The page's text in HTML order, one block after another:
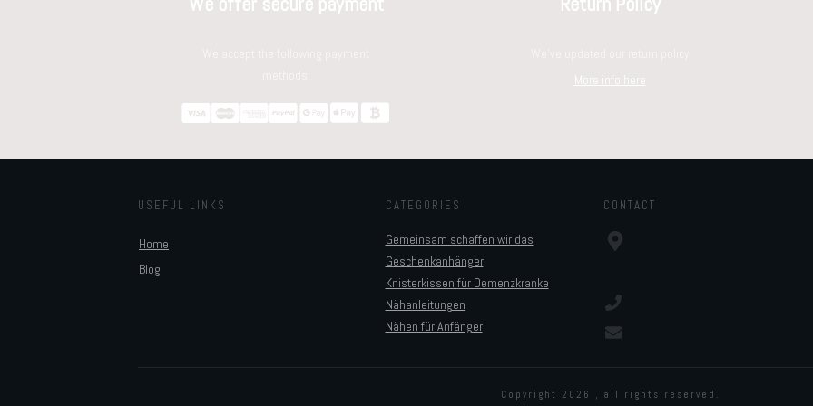
More info here
USEFUL LINKS
Home
Blog
CATEGORIES
Gemeinsam schaffen wir das
Geschenkanhänger
Knisterkissen für Demenzkranke
Nähanleitungen
Nähen für Anfänger
CONTACT
Copyright 2026 , all rights reserved.